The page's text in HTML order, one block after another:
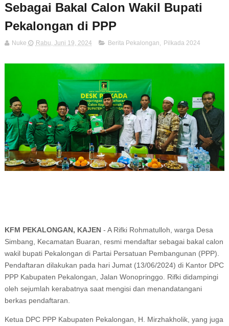
Sebagai Bakal Calon Wakil Bupati
Pekalongan di PPP
Nuke Rabu, Juni 19, 2024 Berita Pekalongan, Pilkada 2024
KFM PEKALONGAN, KAJEN- A Rifki Rohmatulloh, warga Desa
Simbang, Kecamatan Buaran, resmi mendaftar sebagai bakal calon
wakil bupati Pekalongan di Partai Persatuan Pembangunan (PPP).
Pendaftaran dilakukan pada hari Jumat (13/06/2024) di Kantor DPC
PPP Kabupaten Pekalongan, Jalan Wonopringgo. Rifki didampingi
oleh sejumlah kerabatnya saat mengisi dan menandatangani
berkas pendaftaran.
Ketua DPC PPP Kabupaten Pekalongan, H. Mirzhakholik, yang juga